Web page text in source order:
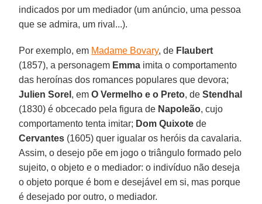
indicados por um mediador (um anúncio, uma pessoa
que se admira, um rival...).
Por exemplo, em Madame Bovary, de Flaubert
(1857), a personagem Emma imita o comportamento
das heroínas dos romances populares que devora;
Julien Sorel , emO Vermelho e o Preto, deStendhal
(1830) é obcecado pela figura de Napoleão, cujo
comportamento tenta imitar; Dom Quixote de
Cervantes (1605) quer igualar os heróis da cavalaria.
Assim, o desejo põe em jogo o triângulo formado pelo
sujeito, o objeto e o mediador: o indivíduo não deseja
o objeto porque é bom e desejável em si, mas porque
é desejado por outro, o mediador.